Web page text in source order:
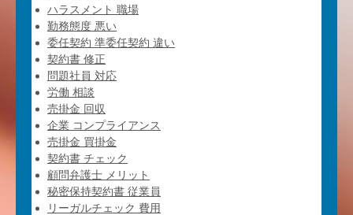
ハラスメント 職場
勤務態度 悪い
委任契約 準委任契約 違い
契約書 修正
問題社員 対応
労働 相談
売掛金 回収
企業 コンプライアンス
売掛金 買掛金
契約書 チェック
顧問弁護士 メリット
秘密保持契約書 従業員
リーガルチェック 費用